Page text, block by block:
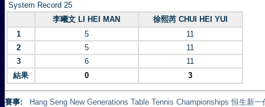
System Record 25
李曦文 LI HEI MAN
徐熙芮 CHUI HEI YUI
1
5
11
2
5
11
3
6
11
結果
0 3
賽事:
Hang Seng New Generations Table Tennis Championships 恒生新